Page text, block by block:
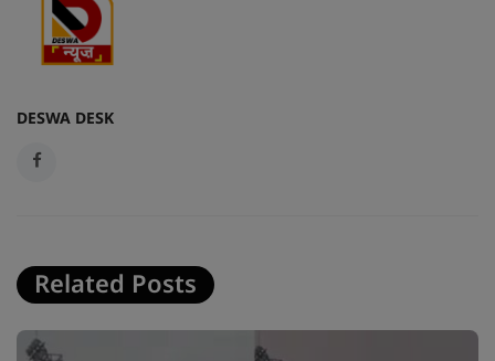
DESWA DESK
Related Posts